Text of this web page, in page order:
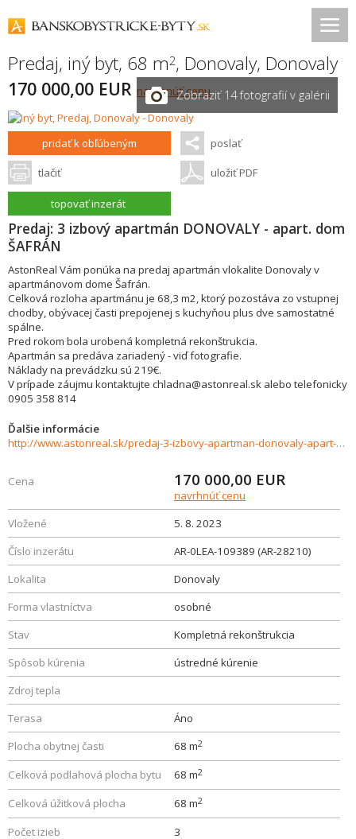
Predaj, iný byt, 68 m2, Donovaly, Donovaly
170 000,00 EUR navrhnúť cenuZobraziť 14 fotografií v galérii
pridať k obľúbeným poslať
tlačiť uložiť PDF
topovať inzerát
Predaj: 3 izbový apartmán DONOVALY - apart. dom
ŠAFRÁN
AstonReal Vám ponúka na predaj apartmán vlokalite Donovaly v
apartmánovom dome Šafrán.
Celková rozloha apartmánu je 68,3 m2, ktorý pozostáva zo vstupnej
chodby, obývacej časti prepojenej s kuchyňou plus dve samostatné
spálne.
Pred rokom bola urobená kompletná rekonštrukcia.
Apartmán sa predáva zariadený - viď fotografie.
Náklady na prevádzku sú 219€.
V prípade záujmu kontaktujte chladna@astonreal.sk alebo telefonicky
0905 358 814
Ďalšie informácie
http://www.astonreal.sk/predaj-3-izbovy-apartman-donovaly-apart-dom-safran-755753
Cena 170 000,00 EUR
navrhnúť cenu
Vložené
5. 8. 2023
Číslo inzerátu
AR-0LEA-109389 (AR-28210)
Lokalita
Donovaly
Forma vlastníctva
osobné
Stav
Kompletná rekonštrukcia
Spôsob kúrenia
ústredné kúrenie
Zdroj tepla
Terasa
Áno
Plocha obytnej časti
68 m2
Celková podlahová plocha bytu 68 m2
Celková úžitková plocha 68 m2
Počet izieb
3